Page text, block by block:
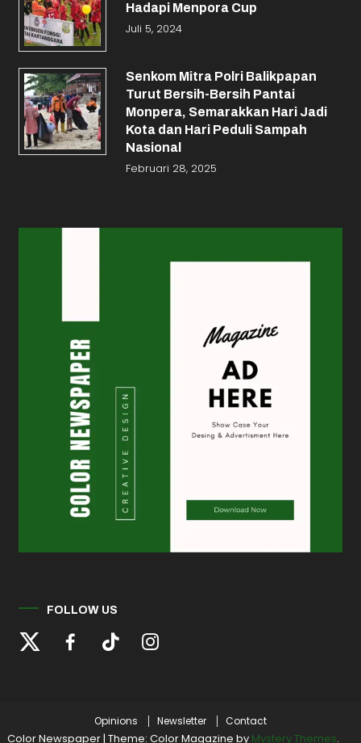
Hadapi Menpora Cup
Juli 5, 2024
Senkom Mitra Polri Balikpapan
Turut Bersih-Bersih Pantai
Monpera, Semarakkan Hari Jadi
Kota dan Hari Peduli Sampah
Nasional
Februari 28, 2025
FOLLOW US
Opinions Newsletter Contact
Color Newspaper | Theme: Color Magazine by Mystery Themes.